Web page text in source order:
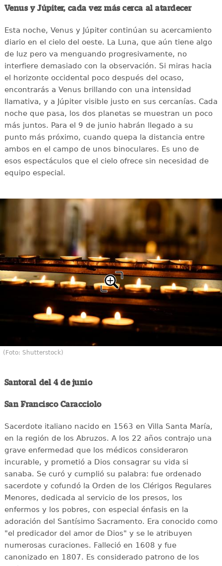
Venus y Júpiter, cada vez más cerca al atardecer
Esta noche, Venus y Júpiter continúan su acercamiento
diario en el cielo del oeste. La Luna, que aún tiene algo
de luz pero va menguando progresivamente, no
interfiere demasiado con la observación. Si miras hacia
el horizonte occidental poco después del ocaso,
encontrarás a Venus brillando con una intensidad
llamativa, y a Júpiter visible justo en sus cercanías. Cada
noche que pasa, los dos planetas se muestran un poco
más juntos. Para el 9 de junio habrán llegado a su
punto más próximo, cuando quepa la distancia entre
ambos en el campo de unos binoculares. Es uno de
esos espectáculos que el cielo ofrece sin necesidad de
equipo especial.
(Foto: Shutterstock)
Santoral del 4 de junio
San Francisco Caracciolo
Sacerdote italiano nacido en 1563 en Villa Santa María,
en la región de los Abruzos. A los 22 años contrajo una
grave enfermedad que los médicos consideraron
incurable, y prometió a Dios consagrar su vida si
sanaba. Se curó y cumplió su palabra: fue ordenado
sacerdote y cofundó la Orden de los Clérigos Regulares
Menores, dedicada al servicio de los presos, los
enfermos y los pobres, con especial énfasis en la
adoración del Santísimo Sacramento. Era conocido como
"el predicador del amor de Dios" y se le atribuyen
numerosas curaciones. Falleció en 1608 y fue
canonizado en 1807. Es considerado patrono de los